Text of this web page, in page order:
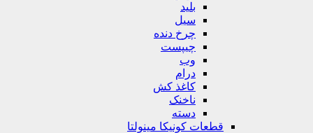
بلید
سیل
چرخ دنده
چیپست
وب
درام
کاغذ کش
ناخنک
دسته
قطعات کونیکا مینولتا